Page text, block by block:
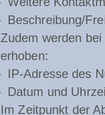
Beschreibung/
Zudem werden
erhoben:
IP-Adresse des
Datum und
Im Zeitpunkt der